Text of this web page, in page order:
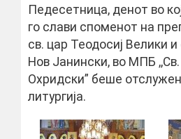
Педесетница, денот во
го слави споменот на
св. цар Теодосиј Велики и
Нов Јанински, во МПБ
Охридски” беше
литургија.